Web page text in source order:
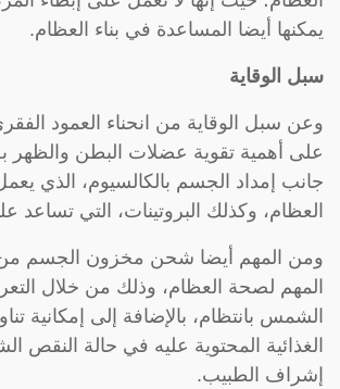
يمكنها أيضا المساعدة في بناء العظام.
‫سبل الوقاية
وعن سبل الوقاية من انحناء العمود
على أهمية تقوية ‫عضلات البطن والظهر
جانب إمداد الجسم بالكالسيوم، الذي
العظام، وكذلك البروتينات، التي تساعد
ومن المهم أيضا شحن مخزون الجسم من
المهم لصحة العظام، وذلك ‫من خلال
الشمس بانتظام، بالإضافة إلى إمكانية
الغذائية المحتوية عليه في حالة النقص
إشراف ‫الطبيب.